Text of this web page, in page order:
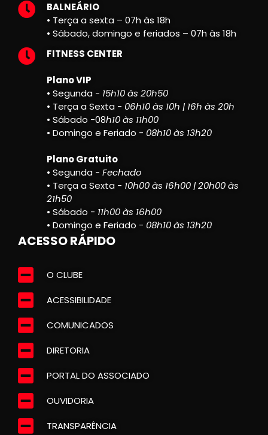
BALNEÁRIO
• Terça a sexta – 07h às 18h
• Sábado, domingo e feriados – 07h às 18h
FITNESS CENTER
Plano VIP
• Segunda - 15h10 às 20h50
• Terça a Sexta - 06h10 às 10h | 16h às 20h
• Sábado -08h10 às 11h00
• Domingo e Feriado - 08h10 às 13h20
Plano Gratuito
• Segunda - Fechado
• Terça a Sexta - 10h00 às 16h00 | 20h00 às
21h50
• Sábado - 11h00 às 16h00
• Domingo e Feriado - 08h10 às 13h20
ACESSO RÁPIDO
O CLUBE
ACESSIBILIDADE
COMUNICADOS
DIRETORIA
PORTAL DO ASSOCIADO
OUVIDORIA
TRANSPARÊNCIA